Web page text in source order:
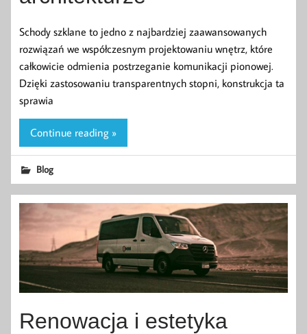
Schody szklane to jedno z najbardziej zaawansowanych
rozwiązań we współczesnym projektowaniu wnętrz, które
całkowicie odmienia postrzeganie komunikacji pionowej.
Dzięki zastosowaniu transparentnych stopni, konstrukcja ta
sprawia
Continue reading »
Blog
Renowacja i estetyka